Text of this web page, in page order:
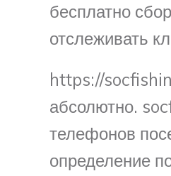
бесплатно
отслеживать
https://
абсолютно.
телефонов
определение